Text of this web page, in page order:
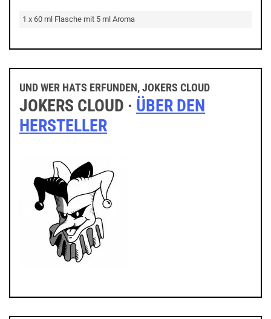
1 x 60 ml Flasche mit 5 ml Aroma
UND WER HATS ERFUNDEN, JOKERS CLOUD
JOKERS CLOUD · ÜBER DEN
HERSTELLER